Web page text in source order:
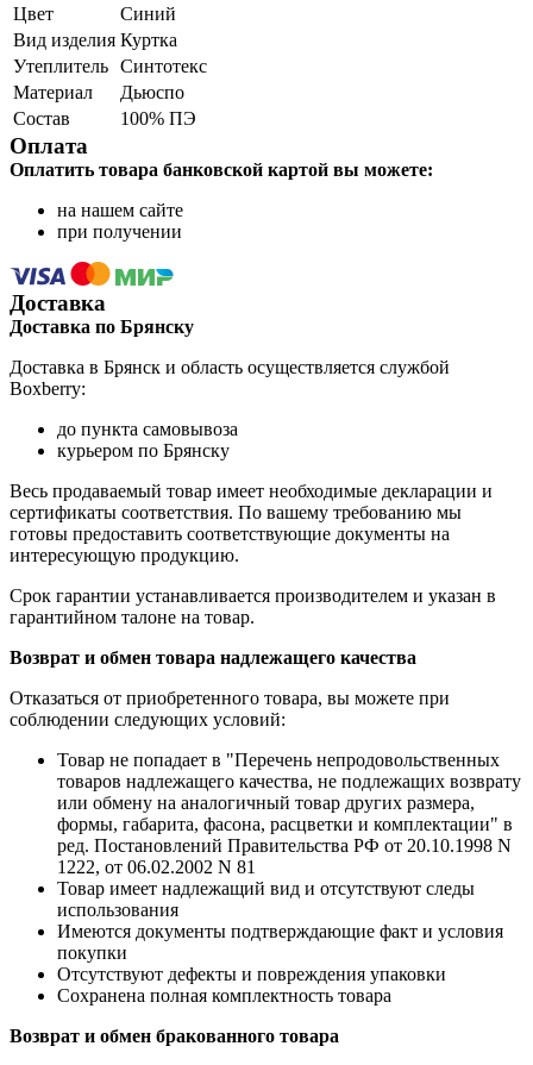
Цвет
Синий
Вид изделия Куртка
Утеплитель Синтотекс
Материал
Дьюспо
Состав
100% ПЭ
Оплата
Оплатить товара банковской картой вы можете:
на нашем сайте
при получении
Доставка
Доставка по Брянску
Доставка в Брянск и область осуществляется службой
Boxberry:
до пункта самовывоза
курьером по Брянску
Весь продаваемый товар имеет необходимые декларации и
сертификаты соответствия. По вашему требованию мы
готовы предоставить соответствующие документы на
интересующую продукцию.
Срок гарантии устанавливается производителем и указан в
гарантийном талоне на товар.
Возврат и обмен товара надлежащего качества
Отказаться от приобретенного товара, вы можете при
соблюдении следующих условий:
Товар не попадает в "Перечень непродовольственных
товаров надлежащего качества, не подлежащих возврату
или обмену на аналогичный товар других размера,
формы, габарита, фасона, расцветки и комплектации" в
ред. Постановлений Правительства РФ от 20.10.1998 N
1222, от 06.02.2002 N 81
Товар имеет надлежащий вид и отсутствуют следы
использования
Имеются документы подтверждающие факт и условия
покупки
Отсутствуют дефекты и повреждения упаковки
Сохранена полная комплектность товара
Возврат и обмен бракованного товара